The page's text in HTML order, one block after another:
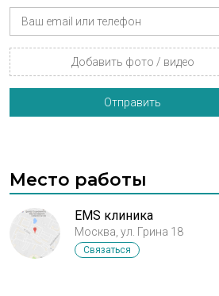
Добавить фото / видео
Отправить
Место работы
EMS клиника
Москва, ул. Грина 18
Связаться